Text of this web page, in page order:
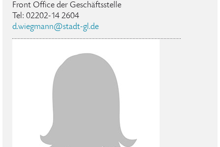
Front Office der Geschäftsstelle
Tel: 02202-14 2604
d.wiegmann@stadt-gl.de